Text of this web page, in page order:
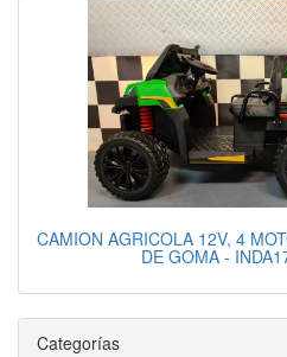
CAMION AGRICOLA 12V, 4
DE GOMA -
Categorías